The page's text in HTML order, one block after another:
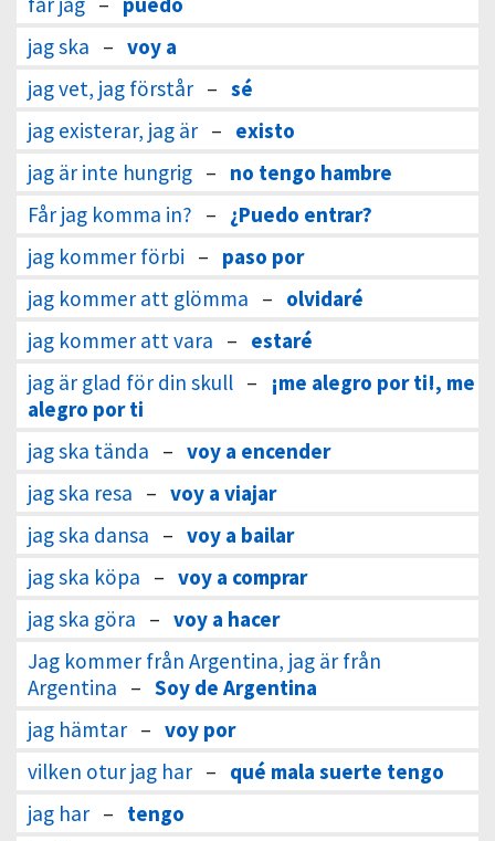
jag ska – voy a
jag vet, jag förstår – sé
jag existerar, jag är – existo
jag är inte hungrig – no tengo hambre
Får jag komma in? – ¿Puedo entrar?
jag kommer förbi – paso por
jag kommer att glömma – olvidaré
jag kommer att vara – estaré
jag är glad för din skull –
¡me alegro por ti!, me
alegro por ti
jag ska tända – voy a encender
jag ska resa – voy a viajar
jag ska dansa – voy a bailar
jag ska köpa – voy a comprar
jag ska göra – voy a hacer
Jag kommer från Argentina, jag är från
Argentina – Soy de Argentina
jag hämtar – voy por
vilken otur jag har – qué mala suerte tengo
jag har – tengo